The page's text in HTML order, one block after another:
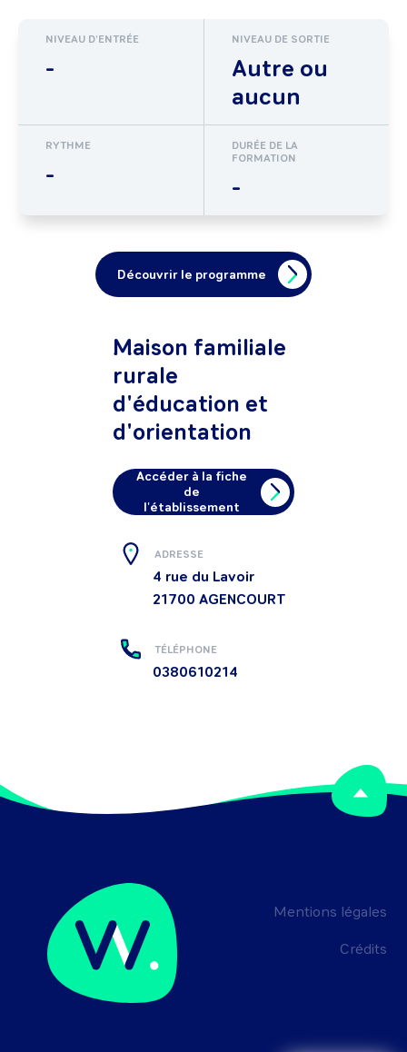
NIVEAU D'ENTRÉE
-
NIVEAU DE SORTIE
Autre ou
aucun
RYTHME
-
DURÉE DE LA
FORMATION
-
Découvrir le programme
Maison familiale
rurale
d'éducation et
d'orientation
Accéder à la fiche
de
l'établissement
ADRESSE
4 rue du Lavoir
21700 AGENCOURT
TÉLÉPHONE
0380610214
Mentions légales
Crédits